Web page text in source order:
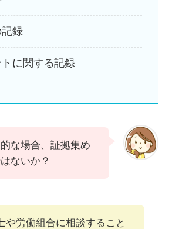
録
に関する記録
な場合、証拠集め
ないか？
や労働組合に相談すること